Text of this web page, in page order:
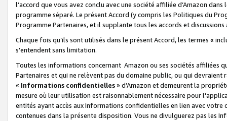
l’accord que vous avez conclu avec une société affiliée d’Amazon
programme séparé. Le présent Accord (y compris les Politiques du
Programme Partenaires, et il supplante tous les accords et discussions
Chaque fois qu’ils sont utilisés dans le présent Accord, les termes «
s'entendent sans limitation.
Toutes les informations concernant Amazon ou ses sociétés affiliées
Partenaires et qui ne relèvent pas du domaine public, ou qui
« Informations confidentielles» d’Amazon et demeurent la
mesure où leur utilisation est raisonnablement nécessaire pour
entités ayant accès aux Informations confidentielles en lien avec
contenues dans la présente disposition. Vous ne divulguerez pas les